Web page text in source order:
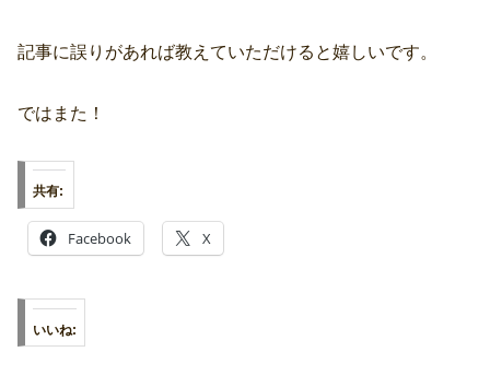
記事に誤りがあれば教えていただけると嬉しいです。
ではまた！
共有:
Facebook X
いいね: